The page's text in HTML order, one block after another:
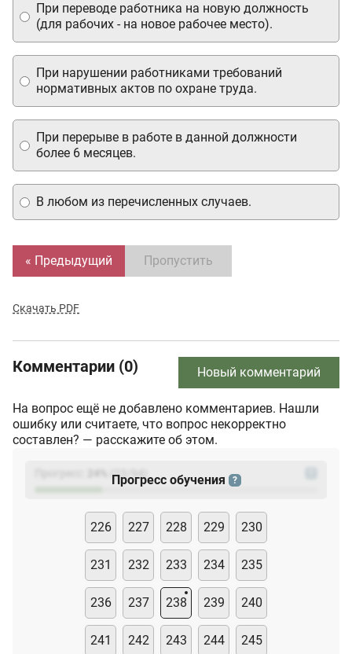
В любом из перечисленных случаев.
При нарушении работниками требований
нормативных актов по охране труда.
При переводе работника на новую должность
(для рабочих - на новое рабочее место).
При перерыве в работе в данной должности
более 6 месяцев.
« Предыдущий Пропустить
Скачать PDF
Комментарии (0) Новый комментарий
На вопрос ещё не добавлено комментариев. Нашли
ошибку или считаете, что вопрос некорректно
составлен? — расскажите об этом.
(23
Прогресс обучения ?
226 227 228 229 230
231 232 233 234 235
236 237 238 239 240
241 242 243 244 245